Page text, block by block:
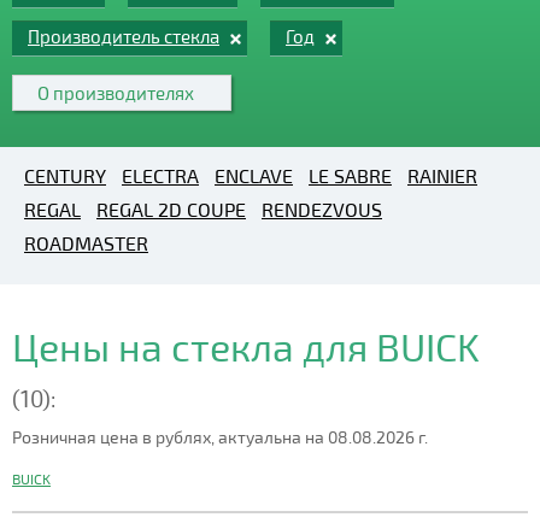
Производитель стекла Год
О производителях
CENTURY ELECTRA ENCLAVE LE SABRE
RAINIER
REGAL
REGAL 2D COUPE
RENDEZVOUS
ROADMASTER
Цены на стекла для BUICK
(10):
Розничная цена в рублях, актуальна на 08.08.2026 г.
BUICK